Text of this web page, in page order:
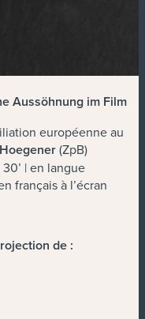
Aussöhnung im Film
européenne au
(ZpB)
| en langue
français à l’écran
de :